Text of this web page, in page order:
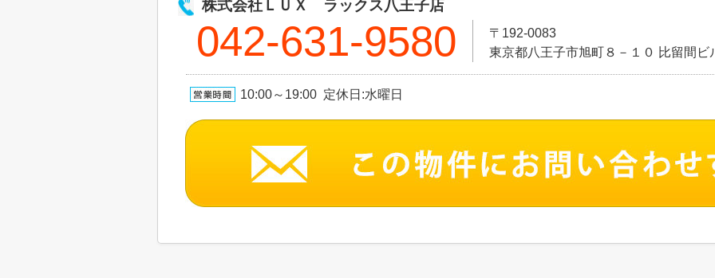
株式会社ＬＵＸ ラックス八王子店
042-631-9580
〒192-0083
東京都八王子市旭町８－１０ 比留間ビ
10:00～19:00 定休日:水曜日